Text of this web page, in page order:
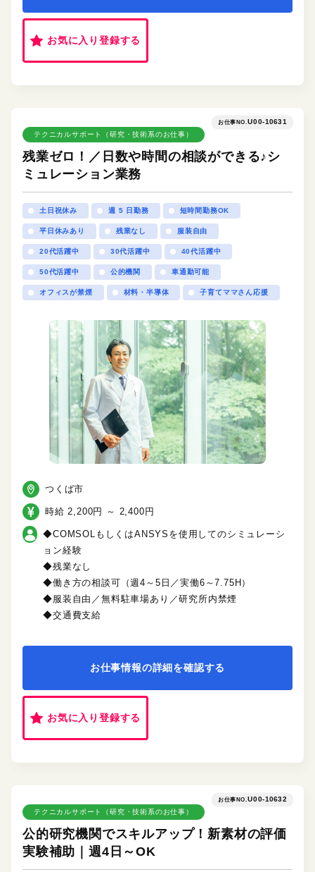
お気に入り登録する
お仕事NO.U00-10631
テクニカルサポート（研究・技術系のお仕事）
残業ゼロ！／日数や時間の相談ができる♪シ
ミュレーション業務
土日祝休み 週 5 日勤務 短時間勤務OK
平日休みあり 残業なし 服装自由
20代活躍中 30代活躍中 40代活躍中
50代活躍中 公的機関 車通勤可能
オフィスが禁煙 材料・半導体 子育てママさん応援
つくば市
時給 2,200円 ～ 2,400円
◆COMSOLもしくはANSYSを使用してのシミュレーシ
ョン経験
◆残業なし
◆働き方の相談可（週4～5日／実働6～7.75H）
◆服装自由／無料駐車場あり／研究所内禁煙
◆交通費支給
お仕事情報の詳細を確認する
お気に入り登録する
お仕事NO.U00-10632
テクニカルサポート（研究・技術系のお仕事）
公的研究機関でスキルアップ！新素材の評価
実験補助｜週4日～OK